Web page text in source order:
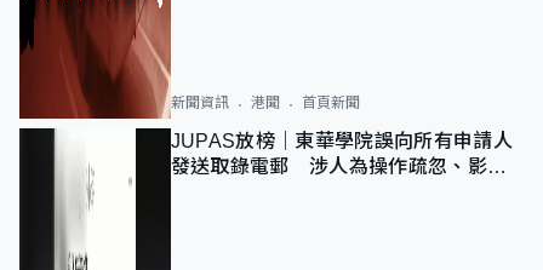
新聞資訊 港聞 首頁新聞
JUPAS放榜｜東華學院誤向所有申請人
發送取錄電郵 涉人為操作疏忽、影響